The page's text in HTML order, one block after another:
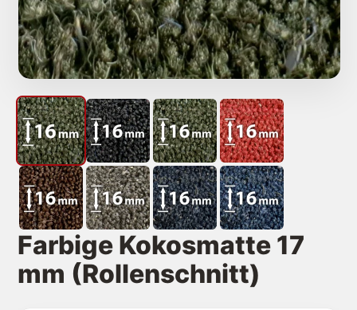
Gewebte Kokosmatten
Rauhaarripsmatten
Extras
Farbige Kokosmatte 17
mm (Rollenschnitt)